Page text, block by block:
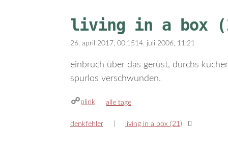
living in a box
26. april 2017, 00:1514. juli 2006, 11:21
einbruch über das gerüst, durchs
spurlos verschwunden.
plink kategorien
alle tage
denkfehler living in a box (21)